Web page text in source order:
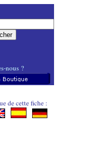
nous ?
de cette fiche :